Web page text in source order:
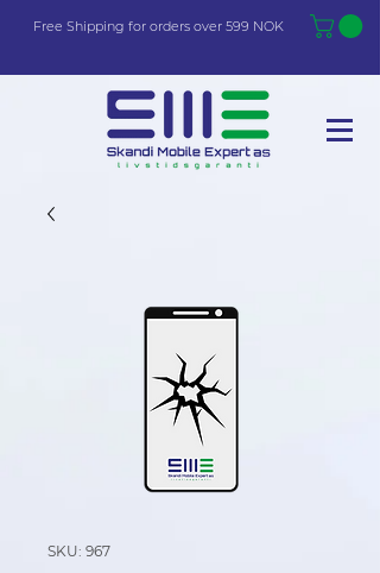
Free Shipping for orders over 599 NOK
SKU: 967